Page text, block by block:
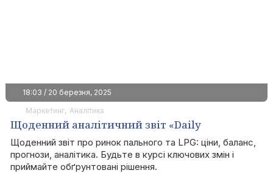
18:03 / 20 березня, 2025
Маркетинг
Аналітика
Щоденний аналітичний звіт «Daily
Fuels&LPG»
Щоденний звіт про ринок пального та LPG: ціни, баланс,
прогнози, аналітика. Будьте в курсі ключових змін і
приймайте обґрунтовані рішення.